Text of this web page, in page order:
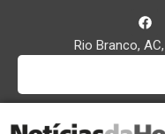
Rio Branco,